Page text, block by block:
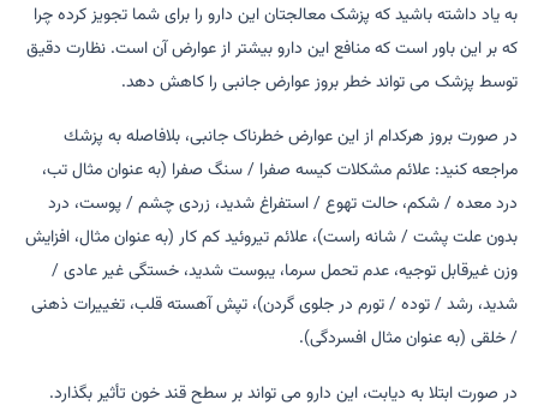
به یاد داشته باشید که پزشک معالجتان این دارو را برای شما تجویز کرده چرا
که بر این باور است که منافع این دارو بیشتر از عوارض آن است. نظارت دقیق
توسط پزشک می تواند خطر بروز عوارض جانبی را کاهش دهد.
در صورت بروز هرکدام از این عوارض خطرناک جانبی، بلافاصله به پزشك
مراجعه کنید: علائم مشکلات کیسه صفرا / سنگ صفرا (به عنوان مثال تب،
درد معده / شکم، حالت تهوع / استفراغ شدید، زردی چشم / پوست، درد
بدون علت پشت / شانه راست)، علائم تیروئید کم کار (به عنوان مثال، افزایش
وزن غیرقابل توجیه، عدم تحمل سرما، یبوست شدید، خستگی غیر عادی /
شدید، رشد / توده / تورم در جلوی گردن)، تپش آهسته قلب، تغییرات ذهنی
/ خلقی (به عنوان مثال افسردگی).
در صورت ابتلا به دیابت، این دارو می تواند بر سطح قند خون تأثیر بگذارد.